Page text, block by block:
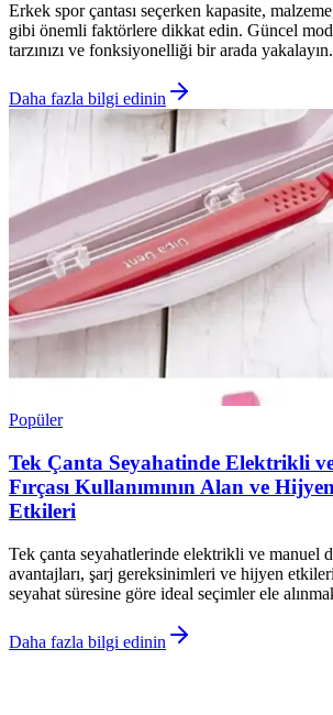
Erkek spor çantası seçerken kapasite,
gibi önemli faktörlere dikkat edin. Güncel
tarzınızı ve fonksiyonelliği bir arada yakalayın.
Daha fazla bilgi edinin
Popüler
Tek Çanta Seyahatinde Elektrikli
Fırçası Kullanımının Alan ve
Etkileri
Tek çanta seyahatlerinde elektrikli ve manuel
avantajları, şarj gereksinimleri ve hijyen etkileri
seyahat süresine göre ideal seçimler ele
Daha fazla bilgi edinin